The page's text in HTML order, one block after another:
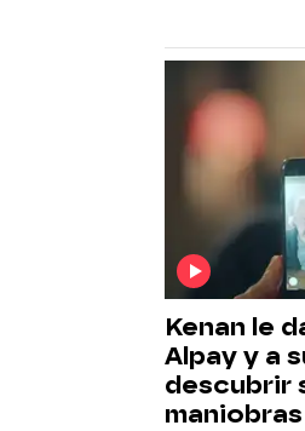
Kenan le
Alpay y a
descubrir
maniobras